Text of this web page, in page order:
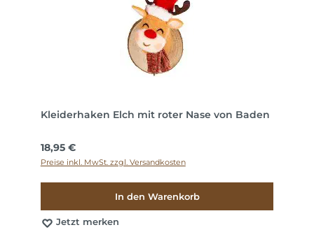
Kleiderhaken Elch mit roter Nase von Baden
Regulärer Preis:
18,95 €
Preise inkl. MwSt. zzgl. Versandkosten
In den Warenkorb
Jetzt merken